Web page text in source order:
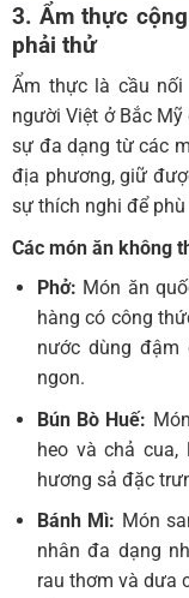
3. Ẩm thực
phải thử
Ẩm thực là cầu nối
người Việt ở Bắc
sự đa dạng từ các
địa phương, giữ
sự thích nghi để
Các món ăn không
Phở: Món ăn
hàng có công
nước dùng
ngon.
Bún Bò Huế:
heo và chả
hương sả đặc
Bánh Mì: Món
nhân đa dạng
rau thơm và dưa